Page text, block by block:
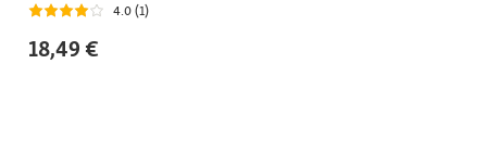
4.0 (1)
18,49 €